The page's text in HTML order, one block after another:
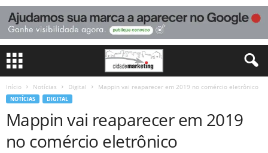
Início Notícias Digital Mappin vai reaparecer em 2019 no comércio eletrônico
NOTÍCIAS DIGITAL
Mappin vai reaparecer em 2019
no comércio eletrônico